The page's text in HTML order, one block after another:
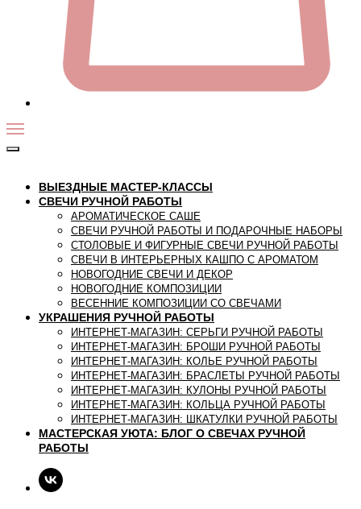
ВЫЕЗДНЫЕ МАСТЕР-КЛАССЫ
СВЕЧИ РУЧНОЙ РАБОТЫ
АРОМАТИЧЕСКОЕ САШЕ
СВЕЧИ РУЧНОЙ РАБОТЫ И ПОДАРОЧНЫЕ НАБОРЫ
СТОЛОВЫЕ И ФИГУРНЫЕ СВЕЧИ РУЧНОЙ РАБОТЫ
СВЕЧИ В ИНТЕРЬЕРНЫХ КАШПО С АРОМАТОМ
НОВОГОДНИЕ СВЕЧИ И ДЕКОР
НОВОГОДНИЕ КОМПОЗИЦИИ
ВЕСЕННИЕ КОМПОЗИЦИИ СО СВЕЧАМИ
УКРАШЕНИЯ РУЧНОЙ РАБОТЫ
ИНТЕРНЕТ-МАГАЗИН: СЕРЬГИ РУЧНОЙ РАБОТЫ
ИНТЕРНЕТ-МАГАЗИН: БРОШИ РУЧНОЙ РАБОТЫ
ИНТЕРНЕТ-МАГАЗИН: КОЛЬЕ РУЧНОЙ РАБОТЫ
ИНТЕРНЕТ-МАГАЗИН: БРАСЛЕТЫ РУЧНОЙ РАБОТЫ
ИНТЕРНЕТ-МАГАЗИН: КУЛОНЫ РУЧНОЙ РАБОТЫ
ИНТЕРНЕТ-МАГАЗИН: КОЛЬЦА РУЧНОЙ РАБОТЫ
ИНТЕРНЕТ-МАГАЗИН: ШКАТУЛКИ РУЧНОЙ РАБОТЫ
МАСТЕРСКАЯ УЮТА: БЛОГ О СВЕЧАХ РУЧНОЙ
РАБОТЫ